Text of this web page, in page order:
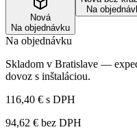
Nová
Na objednávku
Na
Na objednávku
Skladom v Bratislave —
dovoz s inštaláciou.
116,40 € s DPH
94,62 € bez DPH